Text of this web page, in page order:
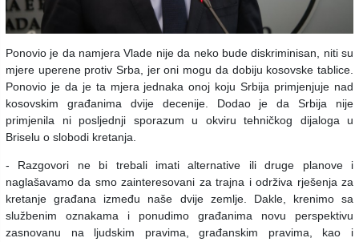
Ponovio je da namjera Vlade nije da neko bude diskriminisan, niti su
mjere uperene protiv Srba, jer oni mogu da dobiju kosovske tablice.
Ponovio je da je ta mjera jednaka onoj koju Srbija primjenjuje nad
kosovskim građanima dvije decenije. Dodao je da Srbija nije
primjenila ni posljednji sporazum u okviru tehničkog dijaloga u
Briselu o slobodi kretanja.
- Razgovori ne bi trebali imati alternative ili druge planove i
naglašavamo da smo zainteresovani za trajna i održiva rješenja za
kretanje građana između naše dvije zemlje. Dakle, krenimo sa
službenim oznakama i ponudimo građanima novu perspektivu
zasnovanu na ljudskim pravima, građanskim pravima, kao i